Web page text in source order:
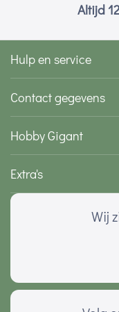
Altijd
Hulp en service
Contact gegevens
Hobby Gigant
Extra's
Wij